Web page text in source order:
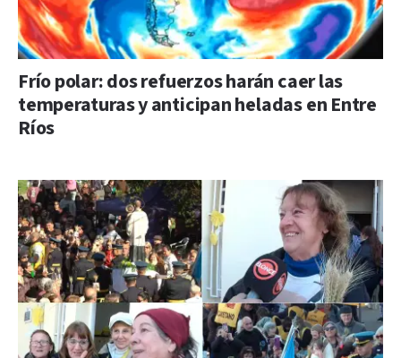
Frío polar: dos refuerzos harán caer las
temperaturas y anticipan heladas en Entre
Ríos